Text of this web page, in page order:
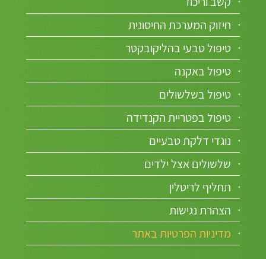
חיזוק המערכת החיסונית
טיפול טבעי בהליקובקטר
טיפול באקנה
טיפול בשלשולים
טיפול בפטריית הקנדידה
נוגדי דלקת טבעיים
שלשולים אצל ילדים
תחליף לריטלין
הצהרת נגישות
מדיניות הפרטיות באתר